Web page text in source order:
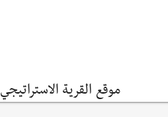
موقع القرية الاستراتيجي